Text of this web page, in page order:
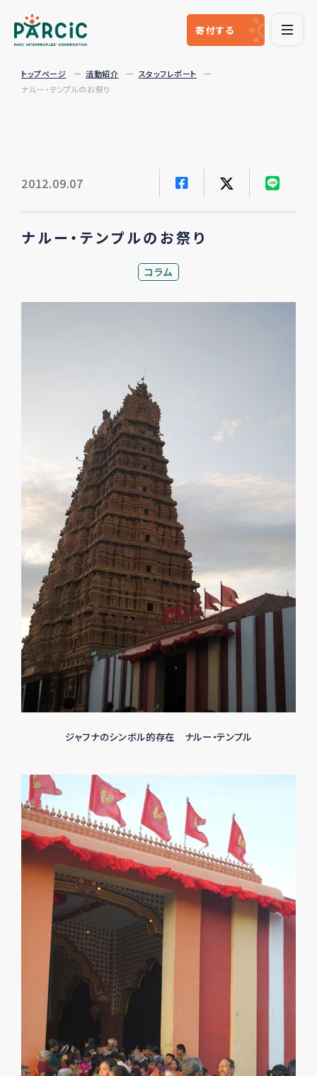
寄付する
トップページ 活動紹介
スタッフレポート
ナルー・テンプルのお祭り
2012.09.07
ナルー・テンプルのお祭り
コラム
ジャフナのシンボル的存在 ナルー・テンプル